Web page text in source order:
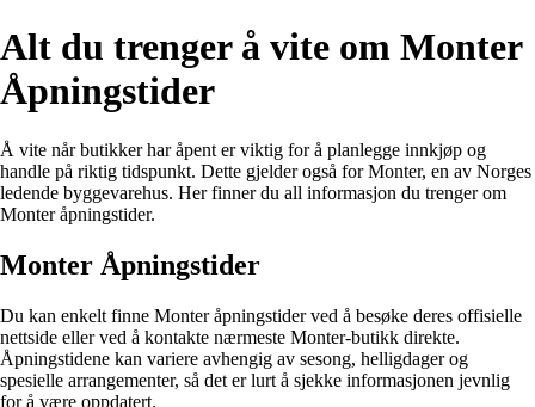
Alt du trenger å vite om Monter
Åpningstider
Å vite når butikker har åpent er viktig for å planlegge innkjøp og
handle på riktig tidspunkt. Dette gjelder også for Monter, en av Norges
ledende byggevarehus. Her finner du all informasjon du trenger om
Monter åpningstider.
Monter Åpningstider
Du kan enkelt finne Monter åpningstider ved å besøke deres offisielle
nettside eller ved å kontakte nærmeste Monter-butikk direkte.
Åpningstidene kan variere avhengig av sesong, helligdager og
spesielle arrangementer, så det er lurt å sjekke informasjonen jevnlig
for å være oppdatert.